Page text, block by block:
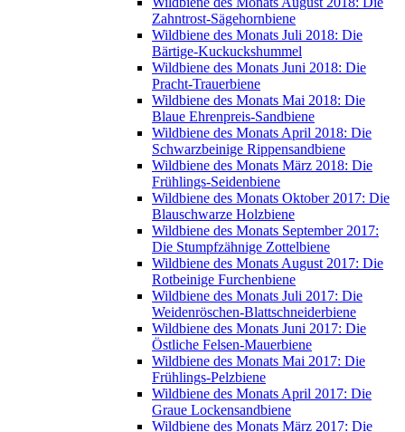
Zahntrost-Sägehornbiene
Wildbiene des Monats Juli 2018: Die
Bärtige-Kuckuckshummel
Wildbiene des Monats Juni 2018: Die
Pracht-Trauerbiene
Wildbiene des Monats Mai 2018: Die
Blaue Ehrenpreis-Sandbiene
Wildbiene des Monats April 2018: Die
Schwarzbeinige Rippensandbiene
Wildbiene des Monats März 2018: Die
Frühlings-Seidenbiene
Wildbiene des Monats Oktober 2017: Die
Blauschwarze Holzbiene
Wildbiene des Monats September 2017:
Die Stumpfzähnige Zottelbiene
Wildbiene des Monats August 2017: Die
Rotbeinige Furchenbiene
Wildbiene des Monats Juli 2017: Die
Weidenröschen-Blattschneiderbiene
Wildbiene des Monats Juni 2017: Die
Östliche Felsen-Mauerbiene
Wildbiene des Monats Mai 2017: Die
Frühlings-Pelzbiene
Wildbiene des Monats April 2017: Die
Graue Lockensandbiene
Wildbiene des Monats März 2017: Die